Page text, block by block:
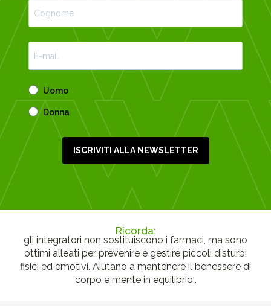
Uomo
Donna
ISCRIVITI ALLA NEWSLETTER
Ricorda:
gli integratori non sostituiscono i farmaci, ma sono
ottimi alleati per prevenire e gestire piccoli disturbi
fisici ed emotivi. Aiutano a mantenere il benessere di
corpo e mente in equilibrio..